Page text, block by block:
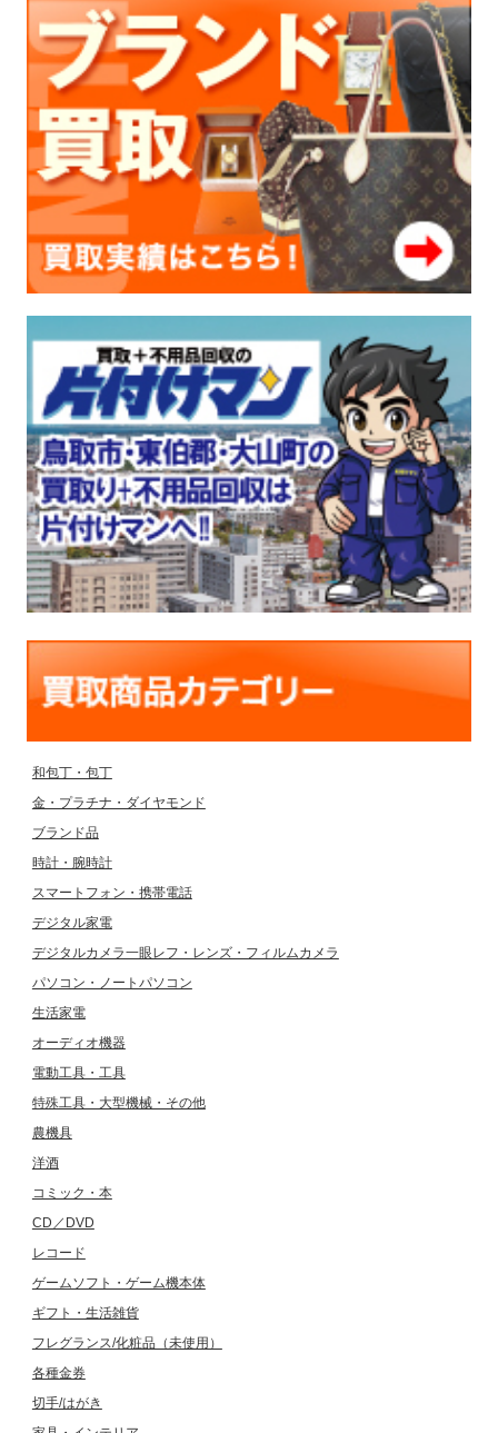
和包丁・包丁
金・プラチナ・ダイヤモンド
ブランド品
時計・腕時計
スマートフォン・携帯電話
デジタル家電
デジタルカメラ一眼レフ・レンズ・フィルムカメラ
パソコン・ノートパソコン
生活家電
オーディオ機器
電動工具・工具
特殊工具・大型機械・その他
農機具
洋酒
コミック・本
CD／DVD
レコード
ゲームソフト・ゲーム機本体
ギフト・生活雑貨
フレグランス/化粧品（未使用）
各種金券
切手/はがき